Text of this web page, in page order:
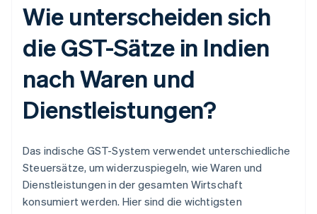
Wie unterscheiden sich
die GST-Sätze in Indien
nach Waren und
Dienstleistungen?
Das indische GST-System verwendet unterschiedliche
Steuersätze, um widerzuspiegeln, wie Waren und
Dienstleistungen in der gesamten Wirtschaft
konsumiert werden. Hier sind die wichtigsten